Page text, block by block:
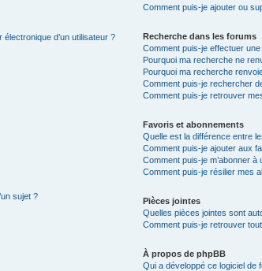
d’un utilisateur ?
sujet ?
Comment puis-je ajouter ou
Recherche dans les forums
Comment puis-je effectuer
Pourquoi ma recherche ne
Pourquoi ma recherche
Comment puis-je rechercher
Comment puis-je retrouver
Favoris et abonnements
Quelle est la différence entre
Comment puis-je ajouter aux
Comment puis-je m’abonner à
Comment puis-je résilier mes
Pièces jointes
Quelles pièces jointes sont
Comment puis-je retrouver
À propos de phpBB
Qui a développé ce logiciel de